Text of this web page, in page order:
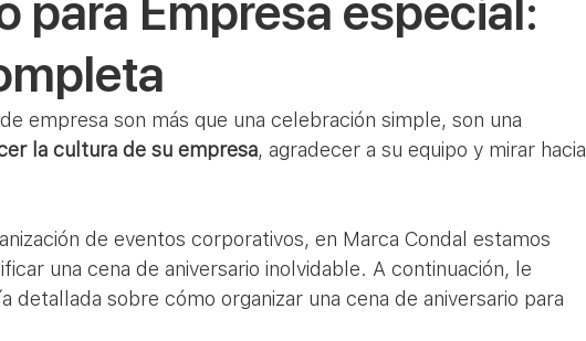
para Empresa especial:
empresa son más que una celebración simple, son una
la cultura de su empresa, agradecer a su equipo y mirar hacia
de eventos corporativos, en Marca Condal estamos
una cena de aniversario inolvidable. A continuación, le
detallada sobre cómo organizar una cena de aniversario para